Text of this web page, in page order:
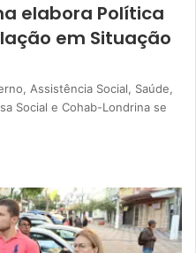
elabora Política
em Situação
Assistência Social, Saúde,
Social e Cohab-Londrina se